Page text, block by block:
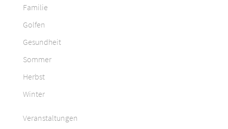
Familie
Golfen
Gesundheit
Sommer
Herbst
Winter
Veranstaltungen